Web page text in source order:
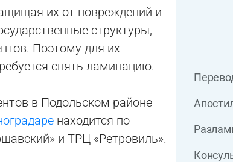
их от повреждений и
структуры,
Поэтому для их
снять ламинацию.
в Подольском районе
находится по
и ТРЦ «Ретровиль».